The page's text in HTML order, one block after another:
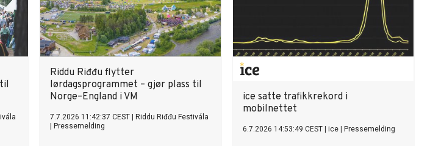
Riddu Riđđu flytter
lørdagsprogrammet – gjør plass til
Norge–England i VM
7.7.2026 11:42:37 CEST
Riddu Riđđu Festivála
Pressemelding
ice satte trafikkrekord i
mobilnettet
6.7.2026 14:53:49 CEST ice Pressemelding